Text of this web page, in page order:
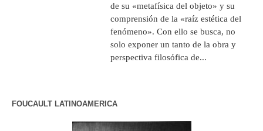
de su «metafísica del objeto» y su
comprensión de la «raíz estética del
fenómeno». Con ello se busca, no
solo exponer un tanto de la obra y
perspectiva filosófica de...
FOUCAULT LATINOAMERICA